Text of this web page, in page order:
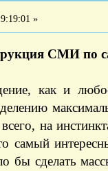
»
СМИ по
как и
на
самый
бы сделать